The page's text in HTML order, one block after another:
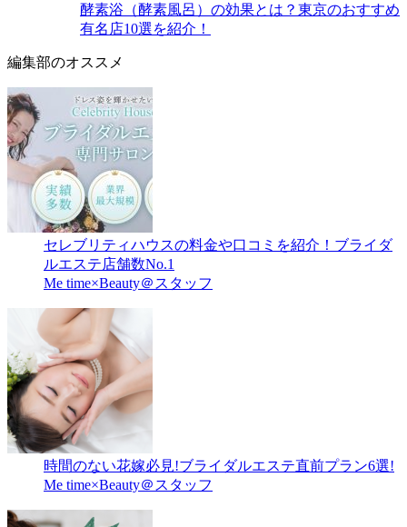
酵素浴（酵素風呂）の効果とは？東京のおすすめ
有名店10選を紹介！
編集部のオススメ
セレブリティハウスの料金や口コミを紹介！ブライダ
ルエステ店舗数No.1
Me time×Beauty＠スタッフ
時間のない花嫁必見!ブライダルエステ直前プラン6選!
Me time×Beauty＠スタッフ